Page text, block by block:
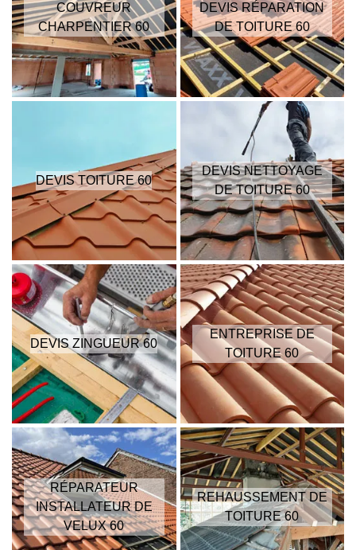
COUVREUR
CHARPENTIER 60
DEVIS RÉPARATION
DE TOITURE 60
DEVIS TOITURE 60
DEVIS NETTOYAGE
DE TOITURE 60
DEVIS ZINGUEUR 60
ENTREPRISE DE
TOITURE 60
RÉPARATEUR
INSTALLATEUR DE
VELUX 60
REHAUSSEMENT DE
TOITURE 60